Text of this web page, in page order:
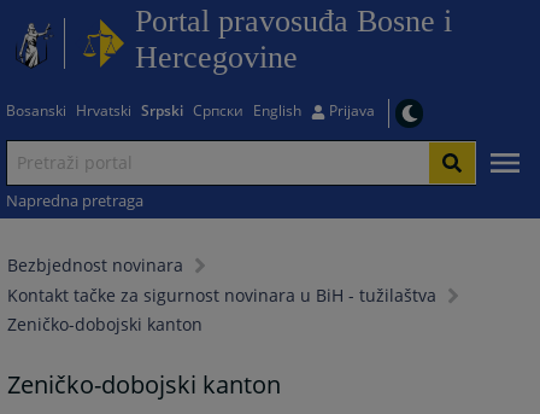
Portal pravosuđa Bosne i
Hercegovine
Bosanski Hrvatski Srpski Српски English Prijava
Napredna pretraga
Bezbjednost novinara
Kontakt tačke za sigurnost novinara u BiH - tužilaštva
Zeničko-dobojski kanton
Zeničko-dobojski kanton